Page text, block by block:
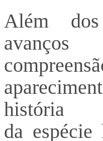
Além
história
da espécie